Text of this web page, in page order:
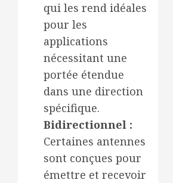
qui les rend idéales
pour les
applications
nécessitant une
portée étendue
dans une direction
spécifique.
Bidirectionnel :
Certaines antennes
sont conçues pour
émettre et recevoir